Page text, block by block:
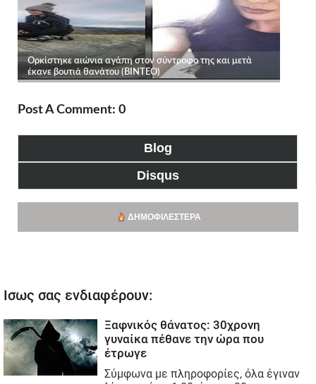
Post A Comment: 0
Blog
Disqus
ΔΗΜΟΦΙΛΈΣΤΕΡΑ